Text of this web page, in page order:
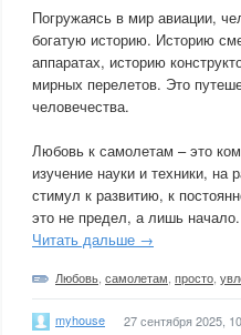
Погружаясь в мир авиации,
богатую историю. Историю
аппаратах, историю
мирных перелетов. Это
человечества.
Любовь к самолетам – это
изучение науки и техники,
стимул к развитию, к
это не предел, а лишь начало.
Читать дальше →
Любовь самолетам просто
myhouse 27 сентября 2025,